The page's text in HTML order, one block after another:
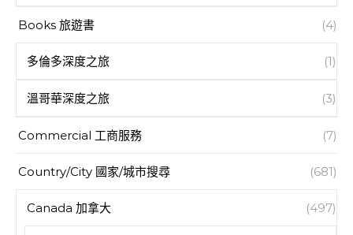
Books 旅遊書 (4)
多倫多深度之旅 (1)
溫哥華深度之旅 (3)
Commercial 工商服務 (7)
Country/City 國家/城市搜尋 (681)
Canada 加拿大 (497)